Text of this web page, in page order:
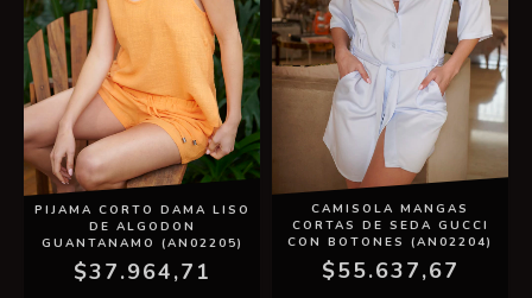
PIJAMA CORTO DAMA LISO
DE ALGODON
GUANTANAMO (AN02205)
$37.964,71
CAMISOLA MANGAS
CORTAS DE SEDA GUCCI
CON BOTONES (AN02204)
$55.637,67